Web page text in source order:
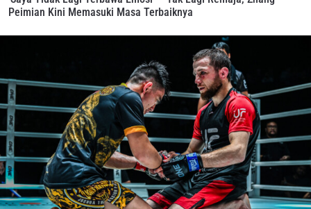
Peimian Kini Memasuki Masa Terbaiknya